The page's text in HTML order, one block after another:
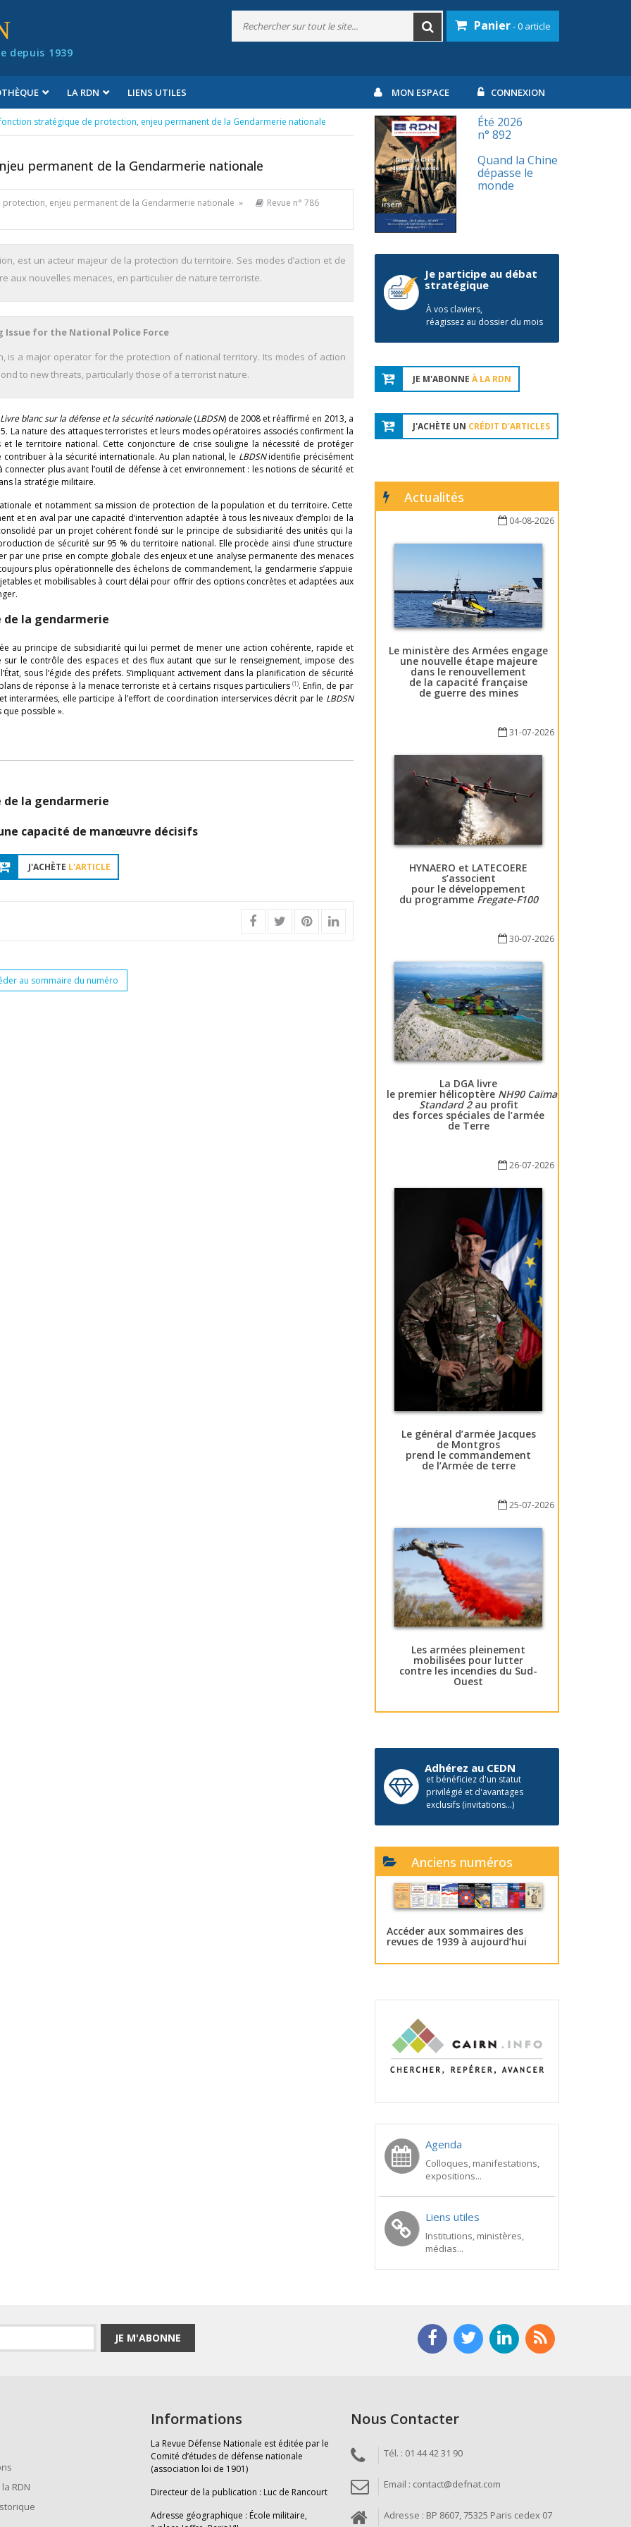
depuis 1939
Panier- 0 article
LA RDN LIENS UTILES MON ESPACE CONNEXION
stratégique de protection, enjeu permanent de la Gendarmerie nationale
permanent de la Gendarmerie nationale
enjeu permanent de la Gendarmerie nationale » Revue n° 786
est un acteur majeur de la protection du territoire. Ses modes d’action et de
aux nouvelles menaces, en particulier de nature terroriste.
for the National Police Force
is a major operator for the protection of national territory. Its modes of action
to new threats, particularly those of a terrorist nature.
Livre blanc sur la défense et la sécurité nationale(LBDSN) de 2008 et réaffirmé en 2013, a
La nature des attaques terroristes et leurs modes opératoires associés confirment la
le territoire national. Cette conjoncture de crise souligne la nécessité de protéger
à la sécurité internationale. Au plan national, le LBDSNidentifie précisément
plus avant l’outil de défense à cet environnement : les notions de sécurité et
la stratégie militaire.
et notamment sa mission de protection de la population et du territoire. Cette
et en aval par une capacité d’intervention adaptée à tous les niveaux d’emploi de la
par un projet cohérent fondé sur le principe de subsidiarité des unités qui la
de sécurité sur 95 % du territoire national. Elle procède ainsi d’une structure
par une prise en compte globale des enjeux et une analyse permanente des menaces
plus opérationnelle des échelons de commandement, la gendarmerie s’appuie
et mobilisables à court délai pour offrir des options concrètes et adaptées aux
la gendarmerie
au principe de subsidiarité qui lui permet de mener une action cohérente, rapide et
le contrôle des espaces et des flux autant que sur le renseignement, impose des
sous l’égide des préfets. S’impliquant activement dans la planification de sécurité
de réponse à la menace terroriste et à certains risques particuliers (1). Enfin, de par
interarmées, elle participe à l’effort de coordination interservices décrit par le LBDSN
possible ».
la gendarmerie
capacité de manœuvre décisifs
J'ACHÈTE L'ARTICLE
au sommaire du numéro
Été 2026
n° 892
Quand la Chine
dépasse le
monde
Je participe au débat
stratégique
À vos claviers,
réagissez au dossier du mois
JE M'ABONNE À LA RDN
J'ACHÈTE UN CRÉDIT D'ARTICLES
Actualités
04-08-2026
Le ministère des Armées engage
une nouvelle étape majeure
dans le renouvellement
de la capacité française
de guerre des mines
31-07-2026
HYNAERO et LATECOERE
s’associent
pour le développement
du programme Fregate-F100
30-07-2026
La DGA livre
le premier hélicoptère NH90 Caïman
Standard 2au profit
des forces spéciales de l’armée
de Terre
26-07-2026
Le général d’armée Jacques
de Montgros
prend le commandement
de l’Armée de terre
25-07-2026
Les armées pleinement
mobilisées pour lutter
contre les incendies du Sud-
Ouest
Adhérez au CEDN
et bénéficiez d'un statut
privilégié et d'avantages
exclusifs (invitations...)
Anciens numéros
Accéder aux sommaires des
revues de 1939 à aujourd’hui
Agenda
Colloques, manifestations,
expositions...
Liens utiles
Institutions, ministères,
médias...
JE M'ABONNE
RDN
Informations
La Revue Défense Nationale est éditée par le
Comité d’études de défense nationale
(association loi de 1901)
Directeur de la publication : Luc de Rancourt
Adresse géographique : École militaire,
Nous Contacter
Tél. : 01 44 42 31 90
Email : contact@defnat.com
Adresse : BP 8607, 75325 Paris cedex 07